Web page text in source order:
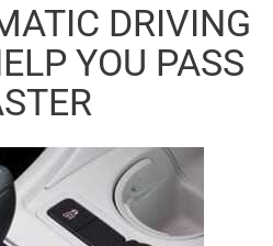
DRIVING
YOU PASS